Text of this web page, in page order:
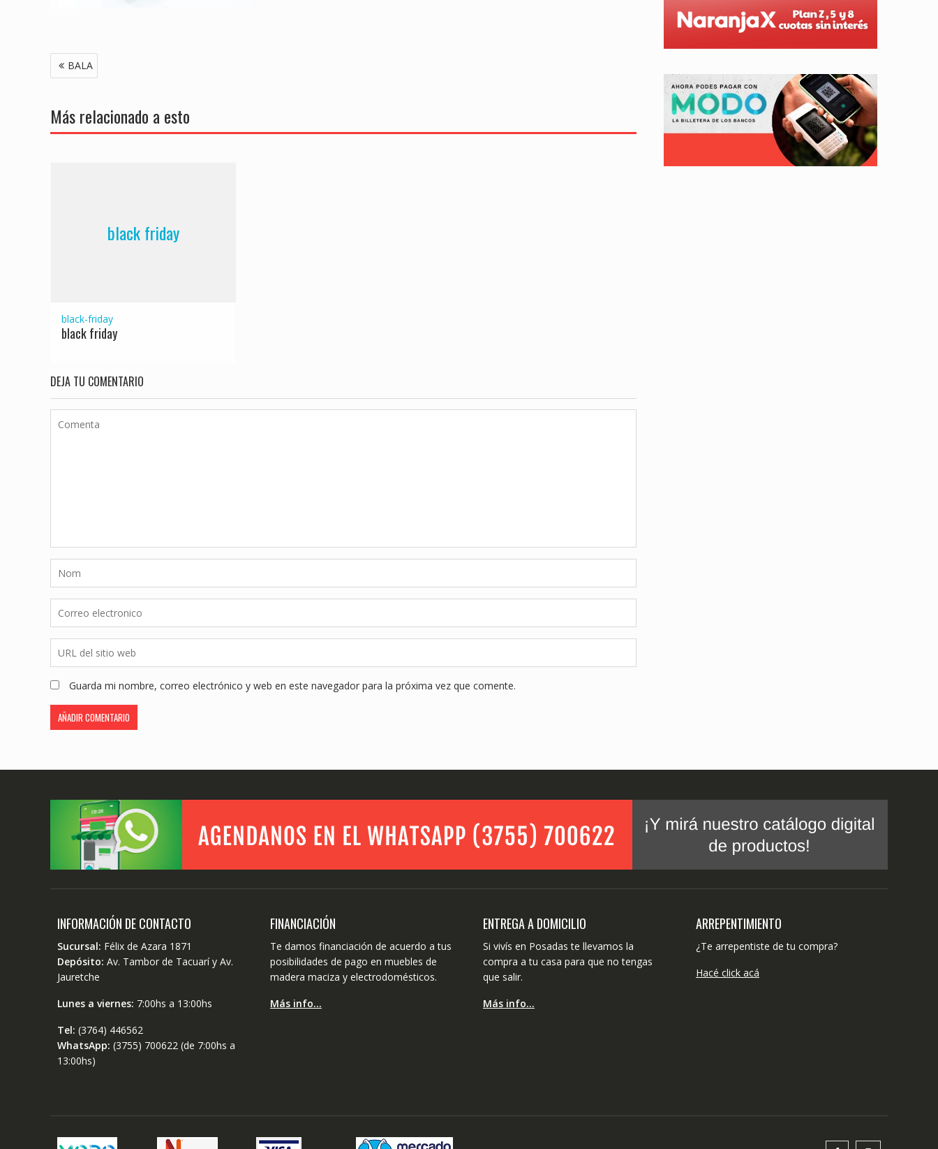
Navegación
de
BALA
Más relacionado a esto
black friday
black-friday
black friday
DEJA TU COMENTARIO
Guarda mi nombre, correo electrónico y web en este navegador para la próxima vez que comente.
INFORMACIÓN DE CONTACTO
Sucursal: Félix de Azara 1871
Depósito: Av. Tambor de Tacuarí y Av.
Jauretche
Lunes a viernes: 7:00hs a 13:00hs
Tel: (3764) 446562
WhatsApp: (3755) 700622 (de 7:00hs a
13:00hs)
FINANCIACIÓN
Te damos financiación de acuerdo a tus
posibilidades de pago en muebles de
madera maciza y electrodomésticos.
Más info…
ENTREGA A DOMICILIO
Si vivís en Posadas te llevamos la
compra a tu casa para que no tengas
que salir.
Más info…
ARREPENTIMIENTO
¿Te arrepentiste de tu compra?
Hacé click acá